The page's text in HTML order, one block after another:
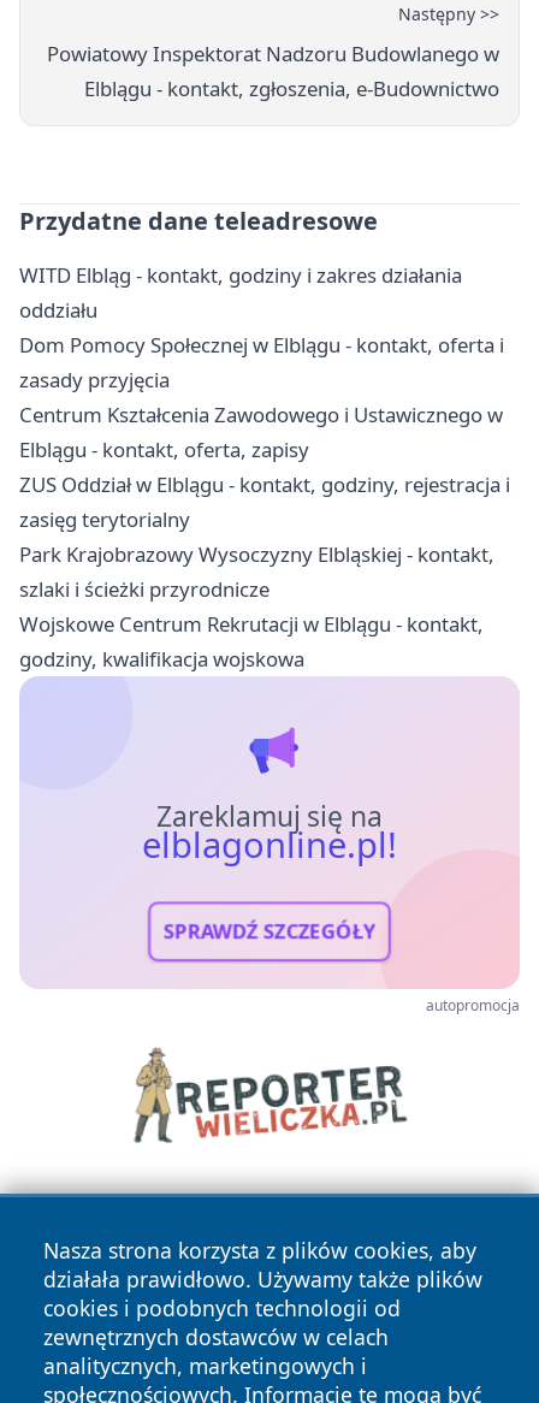
Następny >>
Powiatowy Inspektorat Nadzoru Budowlanego w
Elblągu - kontakt, zgłoszenia, e-Budownictwo
Przydatne dane teleadresowe
WITD Elbląg - kontakt, godziny i zakres działania
oddziału
Dom Pomocy Społecznej w Elblągu - kontakt, oferta i
zasady przyjęcia
Centrum Kształcenia Zawodowego i Ustawicznego w
Elblągu - kontakt, oferta, zapisy
ZUS Oddział w Elblągu - kontakt, godziny, rejestracja i
zasięg terytorialny
Park Krajobrazowy Wysoczyzny Elbląskiej - kontakt,
szlaki i ścieżki przyrodnicze
Wojskowe Centrum Rekrutacji w Elblągu - kontakt,
godziny, kwalifikacja wojskowa
Zareklamuj się na
elblagonline.pl!
SPRAWDŹ SZCZEGÓŁY
autopromocja
Nasza strona korzysta z plików cookies, aby
działała prawidłowo. Używamy także plików
cookies i podobnych technologii od
zewnętrznych dostawców w celach
analitycznych, marketingowych i
społecznościowych. Informacje te mogą być
Copyright © 2026 elblagonline.pl Wszystkie prawa
zastrzeżone.